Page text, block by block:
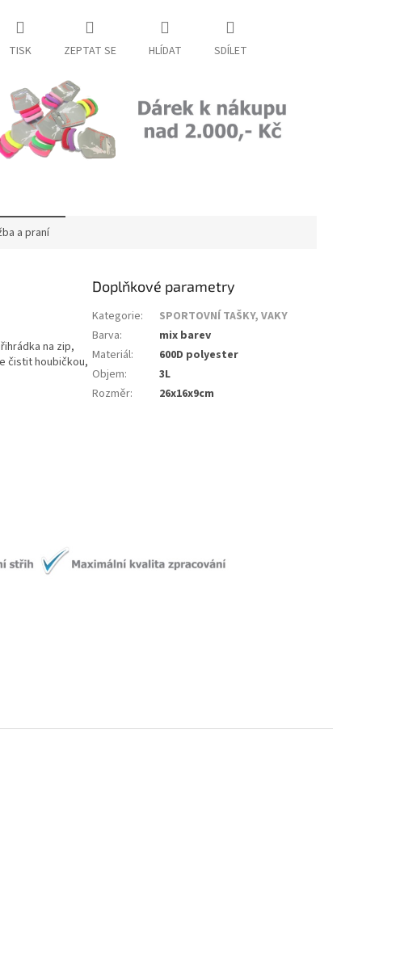
TISK ZEPTAT SE HLÍDAT SDÍLET
a praní
na zip,
čistit houbičkou,
Doplňkové parametry
Kategorie:
SPORTOVNÍ TAŠKY, VAKY
Barva:
mix barev
Materiál:
600D polyester
Objem:
3L
Rozměr: 26x16x9cm